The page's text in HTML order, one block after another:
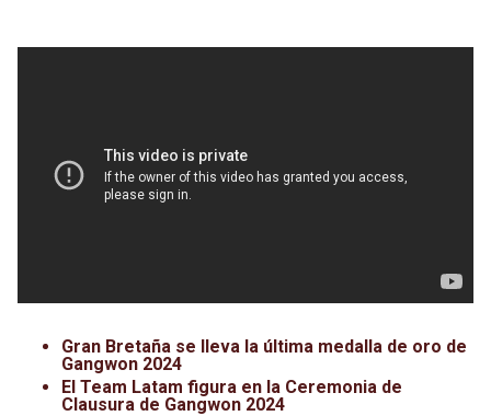
Gran Bretaña se lleva la última medalla de oro de
Gangwon 2024
El Team Latam figura en la Ceremonia de
Clausura de Gangwon 2024